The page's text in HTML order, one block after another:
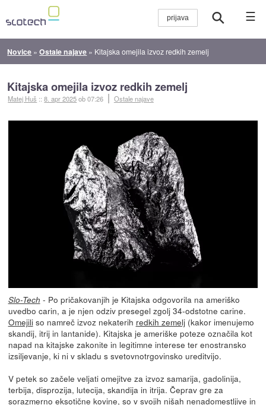
☰
Novice »Ostale najave » Kitajska omejila izvoz redkih zemelj
Kitajska omejila izvoz redkih zemelj
Matej Huš ::8. apr 2025ob 07:26 Ostale najave
Slo-Tech - Po pričakovanjih je Kitajska odgovorila na ameriško
uvedbo carin, a je njen odziv presegel zgolj 34-odstotne carine.
Omejiliso namreč izvoz nekaterih redkih zemelj(kakor imenujemo
skandij, itrij in lantanide). Kitajska je ameriške poteze označila kot
napad na kitajske zakonite in legitimne interese ter enostransko
izsiljevanje, ki ni v skladu s svetovnotrgovinsko ureditvijo.
V petek so začele veljati omejitve za izvoz samarija, gadolinija,
terbija, disprozija, lutecija, skandija in itrija. Čeprav gre za
sorazmerno eksotične kovine, so v svojih nišah nenadomestljive in